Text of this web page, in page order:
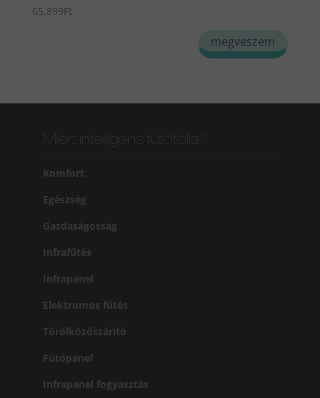
65,899Ft
megveszem
Komfort
Egészség
Gazdaságosság
Infrafűtés
Infrapanel
Elektromos fűtés
Törölközőszárító
Fűtőpanel
Infrapanel fogyasztás